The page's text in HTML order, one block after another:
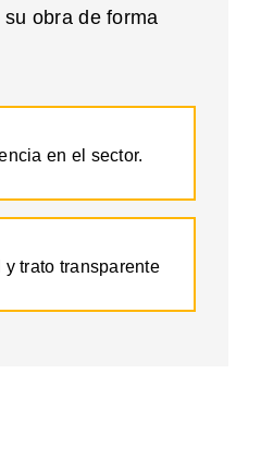
obra de forma
en el sector.
y trato transparente